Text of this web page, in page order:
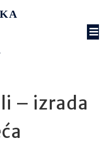
– izrada